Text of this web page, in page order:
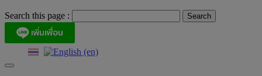
Search this page :